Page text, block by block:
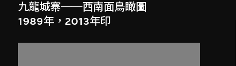
九龍城寨──西南面鳥瞰圖
1989年，2013年印